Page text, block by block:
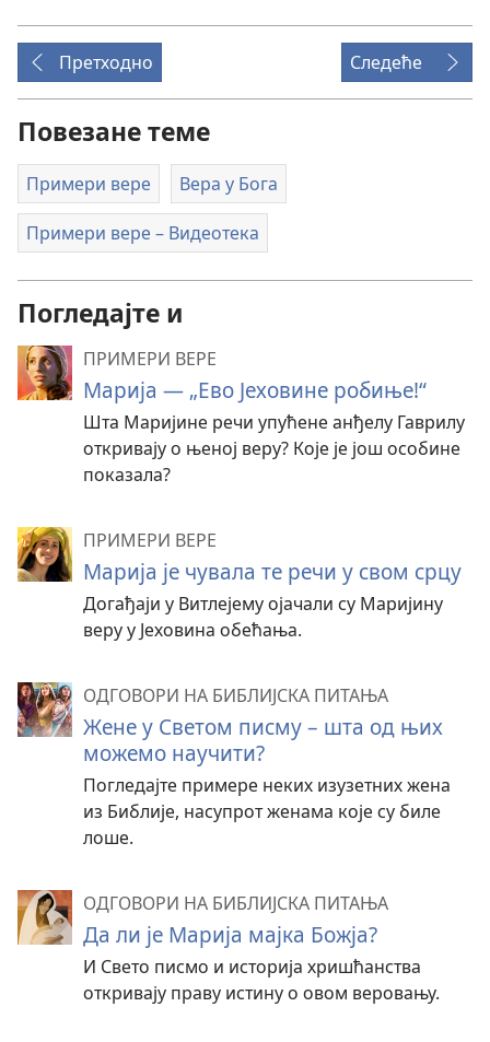
Претходно Следеће
Повезане теме
Примери вере Вера у Бога
Примери вере – Видеотека
Погледајте и
ПРИМЕРИ ВЕРЕ
Марија — „Ево Јеховине робиње!“
Шта Маријине речи упућене анђелу Гаврилу
откривају о њеној веру? Које је још особине
показала?
ПРИМЕРИ ВЕРЕ
Марија је чувала те речи у свом срцу
Догађаји у Витлејему ојачали су Маријину
веру у Јеховина обећања.
ОДГОВОРИ НА БИБЛИЈСКА ПИТАЊА
Жене у Светом писму – шта од њих
можемо научити?
Погледајте примере неких изузетних жена
из Библије, насупрот женама које су биле
лоше.
ОДГОВОРИ НА БИБЛИЈСКА ПИТАЊА
Да ли је Марија мајка Божја?
И Свето писмо и историја хришћанства
откривају праву истину о овом веровању.